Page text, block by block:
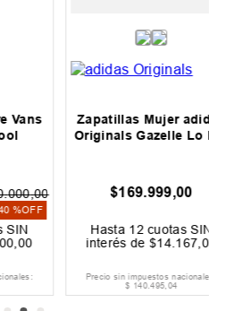
00
Zapatillas Mujer adidas
Originals Gazelle Lo Pro
.999,00
Hasta12cuotas SIN
interés de$14.167,00
Precio sin impuestos nacionales:
495 04